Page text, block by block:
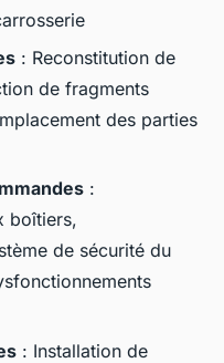
: Reconstitution de
de fragments
des parties
:
boîtiers,
de sécurité du
: Installation de